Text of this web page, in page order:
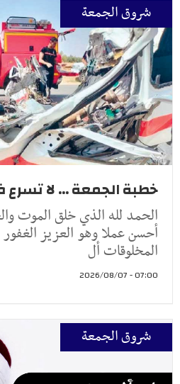
شروق الجمعة
خطبة الجمعة ... لا
الحمد لله الذي خلق الموت
أحسن عملا وهو العزيز
المخلوقات أل
07:00 - 2026/08/07
شروق الجمعة